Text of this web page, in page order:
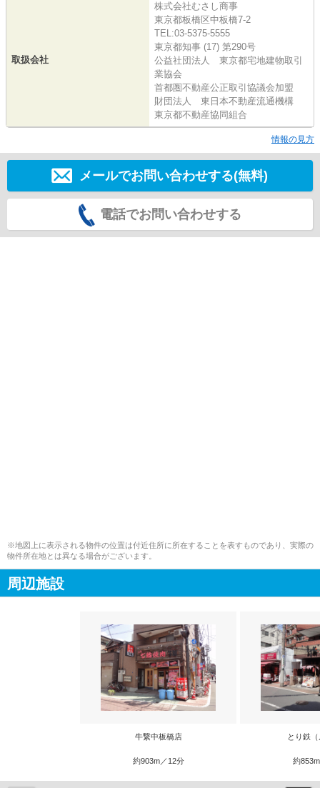
取扱会社
株式会社むさし商事
東京都板橋区中板橋7-2
TEL:03-5375-5555
東京都知事 (17) 第290号
公益社団法人 東京都宅地建物取引
業協会
首都圏不動産公正取引協議会加盟
財団法人 東日本不動産流通機構
東京都不動産協同組合
情報の見方
メールでお問い合わせする(無料)
電話でお問い合わせする
※地図上に表示される物件の位置は付近住所に所在することを表すものであり、実際の
物件所在地とは異なる場合がございます。
周辺施設
牛繋中板橋店
約903m／12分
とり鉄
約